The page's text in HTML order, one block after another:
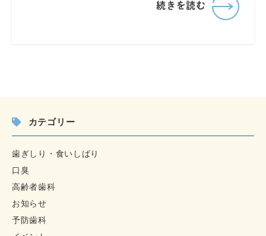
続きを読む
カテゴリー
歯ぎしり・食いしばり
口臭
高齢者歯科
お知らせ
予防歯科